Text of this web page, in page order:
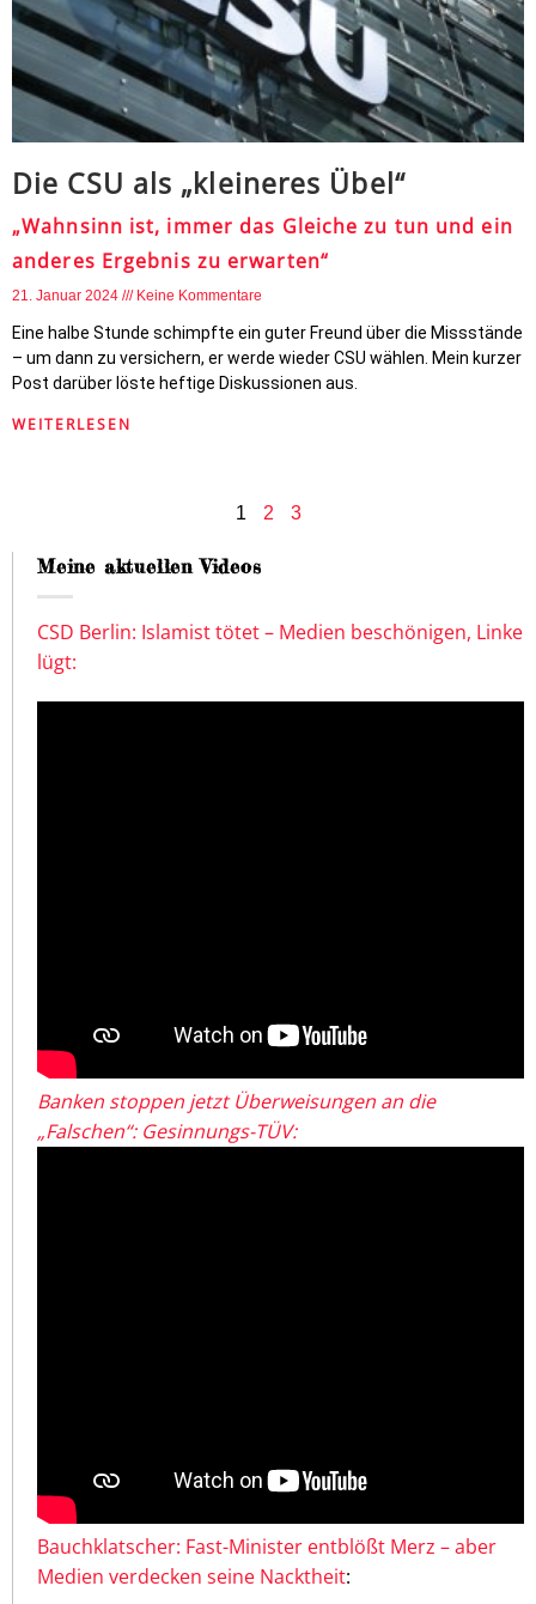
Die CSU als „kleineres Übel“
„Wahnsinn ist, immer das Gleiche zu tun und ein
anderes Ergebnis zu erwarten“
21. Januar 2024 Keine Kommentare
Eine halbe Stunde schimpfte ein guter Freund über die Missstände
– um dann zu versichern, er werde wieder CSU wählen. Mein kurzer
Post darüber löste heftige Diskussionen aus.
WEITERLESEN
1 2 3
Meine aktuellen Videos
CSD Berlin: Islamist tötet – Medien beschönigen, Linke
lügt:
Banken stoppen jetzt Überweisungen an die
„Falschen“: Gesinnungs-TÜV:
Bauchklatscher: Fast-Minister entblößt Merz – aber
Medien verdecken seine Nacktheit: